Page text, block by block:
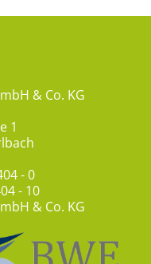
& Co. KG
1
- 0
- 10
& Co. KG